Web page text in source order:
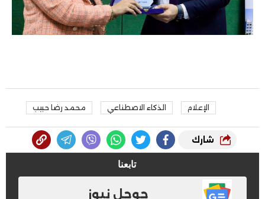
الإعلام الذكاء الاصطناعي محمد رضا حبيب
شارك
تابعنا
جوجل نيوز